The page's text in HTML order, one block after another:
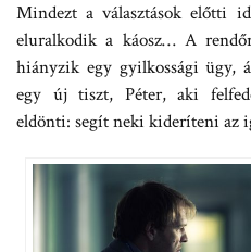
Mindezt a választások előtti
eluralkodik a káosz… A
hiányzik egy gyilkossági ügy,
egy új tiszt, Péter, aki
eldönti: segít neki kideríteni az